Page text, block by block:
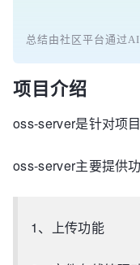
总结由社区平台通过
项目介绍
oss-server是针对项
oss-server主要提供功
1、上传功能